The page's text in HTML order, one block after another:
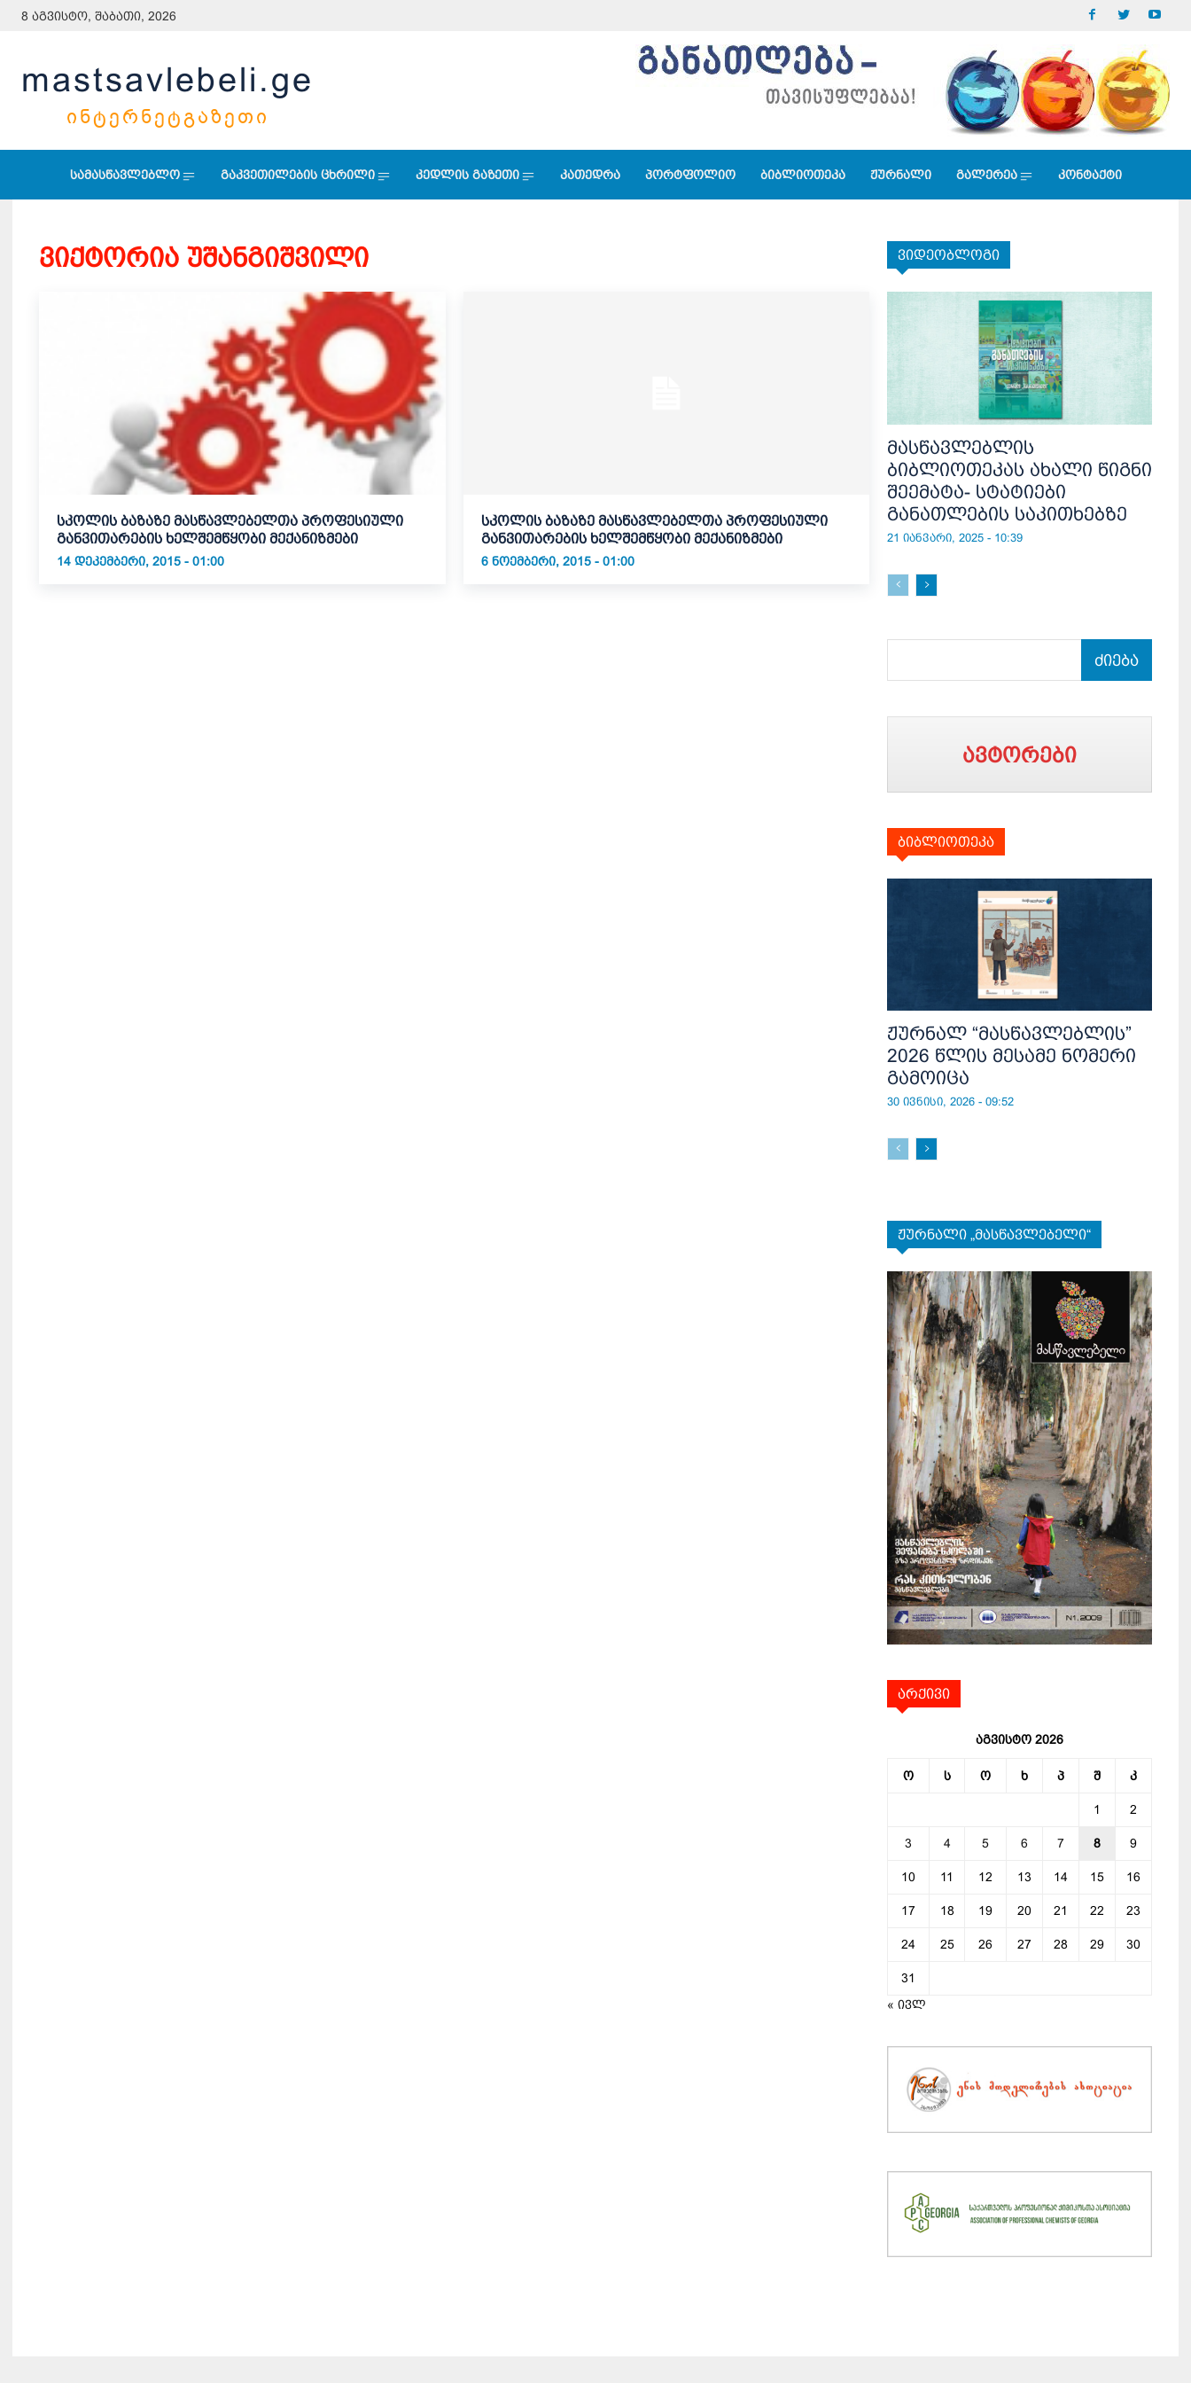
8 აგვისტო, შაბათი, 2026
mastsavlebeli.ge
ᲘᲜᲢᲔᲠᲜᲔᲢᲒᲐᲖᲔᲗᲘ
სამასწავლებლო გაკვეთილების ცხრილი კედლის გაზეთი კათედრა პორტფოლიო ბიბლიოთეკა ჟურნალი გალერეა კონტაქტი
ვიქტორია უშანგიშვილი
სკოლის ბაზაზე მასწავლებელთა პროფესიული
განვითარების ხელშემწყობი მექანიზმები
14 ᲓᲔᲙᲔᲛᲑᲔᲠᲘ, 2015 - 01:00
სკოლის ბაზაზე მასწავლებელთა პროფესიული
განვითარების ხელშემწყობი მექანიზმები
6 ᲜᲝᲔᲛᲑᲔᲠᲘ, 2015 - 01:00
ვიდეობლოგი
მასწავლებლის
ბიბლიოთეკას ახალი წიგნი
შეემატა- სტატიები
განათლების საკითხებზე
21 იანვარი, 2025 - 10:39
ძიება
ავტორები
ბიბლიოთეკა
ჟურნალ “მასწავლებლის”
2026 წლის მესამე ნომერი
გამოიცა
30 ივნისი, 2026 - 09:52
ჟურნალი „მასწავლებელი“
არქივი
აგვისტო 2026
ო ს ო ხ პ შ კ
1 2
3 4 5 6 7 8 9
10 11 12 13 14 15 16
17 18 19 20 21 22 23
24 25 26 27 28 29 30
31
« ივლ